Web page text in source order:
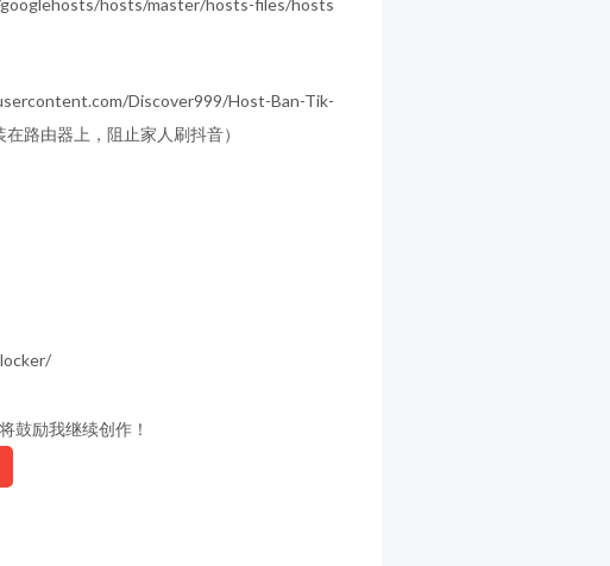
hosts/master/hosts-files/hosts
Discover999/Host-Ban-Tik-
路由器上，阻止家人刷抖音）
鼓励我继续创作！